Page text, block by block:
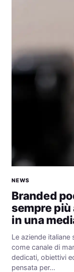
NEWS
Branded
sempre
in una
Le aziende
come canale di
dedicati, obiettivi
pensata per…